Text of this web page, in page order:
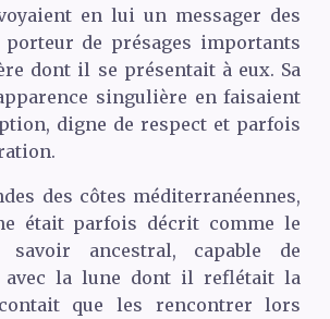
en lui un messager des
de présages importants
dont il se présentait à eux. Sa
singulière en faisaient
digne de respect et parfois
des côtes méditerranéennes,
était parfois décrit comme le
savoir ancestral, capable de
avec la lune dont il reflétait la
que les rencontrer lors